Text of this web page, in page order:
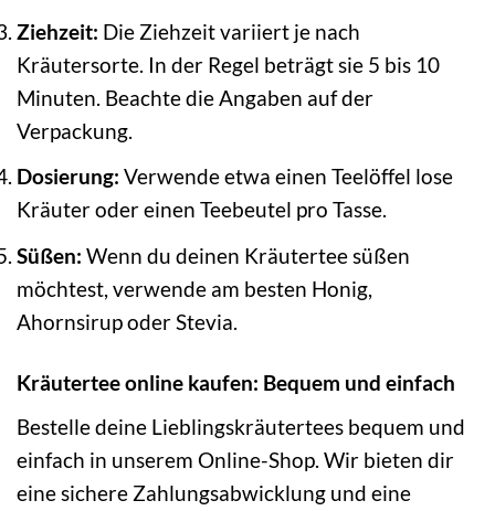
Ziehzeit: Die Ziehzeit variiert je nach
Kräutersorte. In der Regel beträgt sie 5 bis 10
Minuten. Beachte die Angaben auf der
Verpackung.
Dosierung: Verwende etwa einen Teelöffel lose
Kräuter oder einen Teebeutel pro Tasse.
Süßen: Wenn du deinen Kräutertee süßen
möchtest, verwende am besten Honig,
Ahornsirup oder Stevia.
Kräutertee online kaufen: Bequem und einfach
Bestelle deine Lieblingskräutertees bequem und
einfach in unserem Online-Shop. Wir bieten dir
eine sichere Zahlungsabwicklung und eine